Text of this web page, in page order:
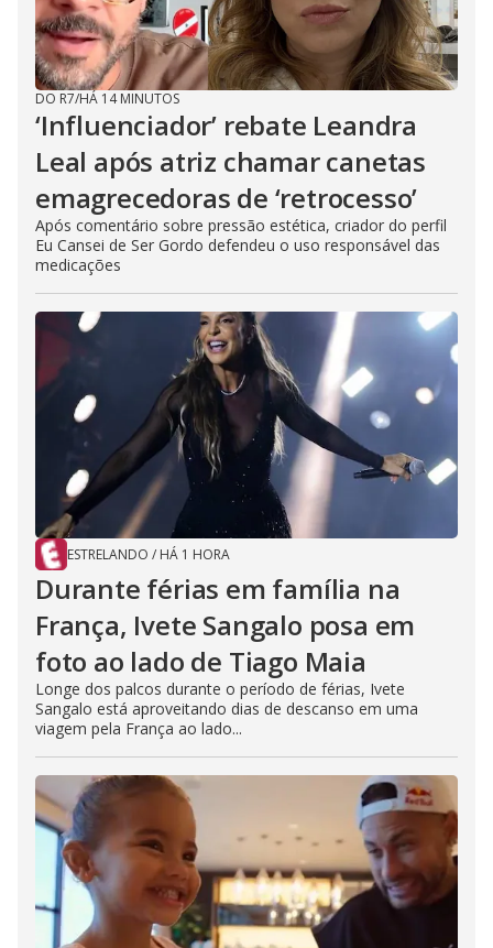
DO R7/HÁ 14 MINUTOS
‘Influenciador’ rebate Leandra
Leal após atriz chamar canetas
emagrecedoras de ‘retrocesso’
Após comentário sobre pressão estética, criador do perfil
Eu Cansei de Ser Gordo defendeu o uso responsável das
medicações
ESTRELANDO / HÁ 1 HORA
Durante férias em família na
França, Ivete Sangalo posa em
foto ao lado de Tiago Maia
Longe dos palcos durante o período de férias, Ivete
Sangalo está aproveitando dias de descanso em uma
viagem pela França ao lado...